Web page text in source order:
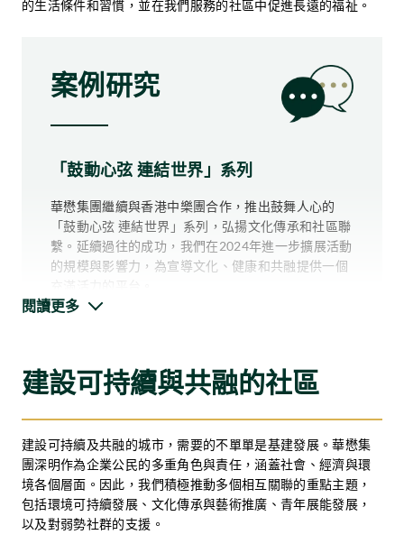
此外，活動中亦展示了具觸感拍打功能的互動康復治
療遊戲，例如 「BUTTONS」，提升長者的康復效
果、 社交互動和認知參與度。這反映松齡貫徹「以人
為本」的全人照護理念，致力改善長者的健康和生活
質素。
的生活條件和習慣，並在我們服務的社區中促進長遠的福祉。
案例研究
「鼓動心弦 連結世界」系列
華懋集團繼續與香港中樂團合作，推出鼓舞人心的
「鼓動心弦 連結世界」系列，弘揚文化傳承和社區聯
繫。延續過往的成功，我們在2024年進一步擴展活動
的規模與影響力，為宣導文化、健康和共融提供一個
組織「Mind the Waves」攜手，將擊鼓工作坊帶到全
港各區，得到區議會、學校及社區團體的參與，進一
現場觀眾盡情投入於節奏澎湃的擊鼓表演、充滿活力
的舞蹈演出，以及多項互動文化體驗之中。
該系列活動不僅是一場文化盛會，更是一個促進情緒
健康、加強社區凝聚力及提升文化欣賞的平台。為全
閱讀更多
建設可持續與共融的社區
建設可持續及共融的城市，需要的不單單是基建發展。華懋集
團深明作為企業公民的多重角色與責任，涵蓋社會、經濟與環
境各個層面。因此，我們積極推動多個相互關聯的重點主題，
包括環境可持續發展、文化傳承與藝術推廣、青年展能發展，
以及對弱勢社群的支援。